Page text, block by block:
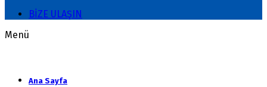
BİZE ULAŞIN
Menü
Ana Sayfa